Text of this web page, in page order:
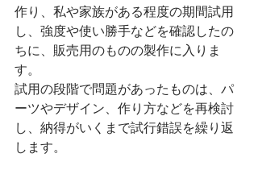
作り、私や家族がある程度の期間試用
し、強度や使い勝手などを確認したの
ちに、販売用のものの製作に入りま
す。
試用の段階で問題があったものは、パ
ーツやデザイン、作り方などを再検討
し、納得がいくまで試行錯誤を繰り返
します。